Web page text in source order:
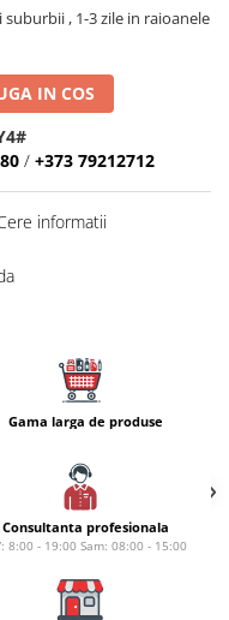
suburbii , 1-3 zile in raioanele
IN COS
/ +373 79212712
informatii
Gama larga de produse
Consultanta profesionala
8:00 - 19:00 Sam: 08:00 - 15:00